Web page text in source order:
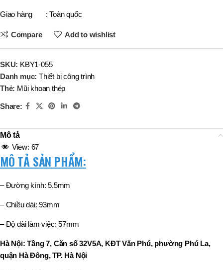
Giao hàng : Toàn quốc
Compare Add to wishlist
SKU: KBY1-055
Danh mục: Thiết bị công trình
Thẻ: Mũi khoan thép
Share:
Mô tả
View: 67
MÔ TẢ SẢN PHẨM:
– Đường kính: 5.5mm
– Chiều dài: 93mm
– Độ dài làm việc: 57mm
Hà Nội: Tầng 7, Căn số 32V5A, KĐT Văn Phú, phường Phú La,
quận Hà Đông, TP. Hà Nội